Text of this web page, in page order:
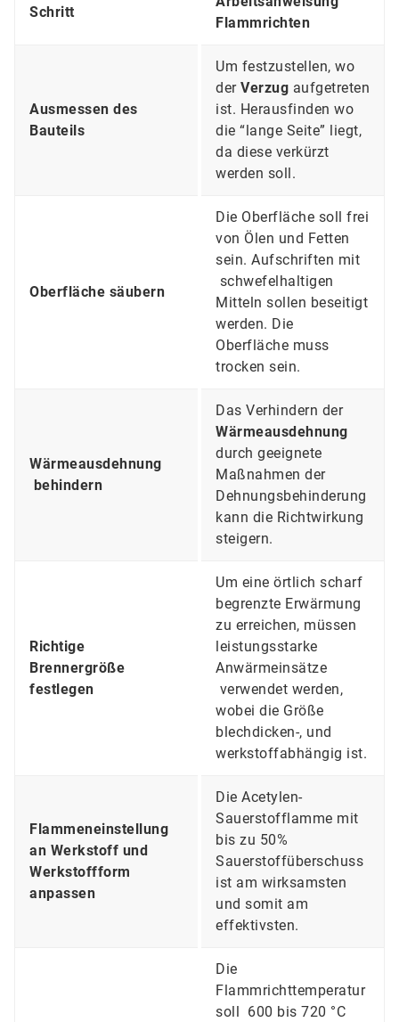
Schritt
Flammrichten
Ausmessen des
Bauteils
Um festzustellen, wo
derVerzug aufgetreten
ist. Herausfinden wo
die “lange Seite” liegt,
da diese verkürzt
werden soll.
Oberfläche säubern
Die Oberfläche soll frei
von Ölen und Fetten
sein. Aufschriften mit
schwefelhaltigen
Mitteln sollen beseitigt
werden. Die
Oberfläche muss
trocken sein.
Wärmeausdehnung
behindern
Das Verhindern der
Wärmeausdehnung
durch geeignete
Maßnahmen der
Dehnungsbehinderung
kann die Richtwirkung
steigern.
Richtige
Brennergröße
festlegen
Um eine örtlich scharf
begrenzte Erwärmung
zu erreichen, müssen
leistungsstarke
Anwärmeinsätze
verwendet werden,
wobei die Größe
blechdicken-, und
werkstoffabhängig ist.
Flammeneinstellung
an Werkstoff und
Werkstoffform
anpassen
Die Acetylen-
Sauerstofflamme mit
bis zu 50%
Sauerstoffüberschuss
ist am wirksamsten
und somit am
effektivsten.
Die
Flammrichttemperatur
soll 600 bis 720 °C